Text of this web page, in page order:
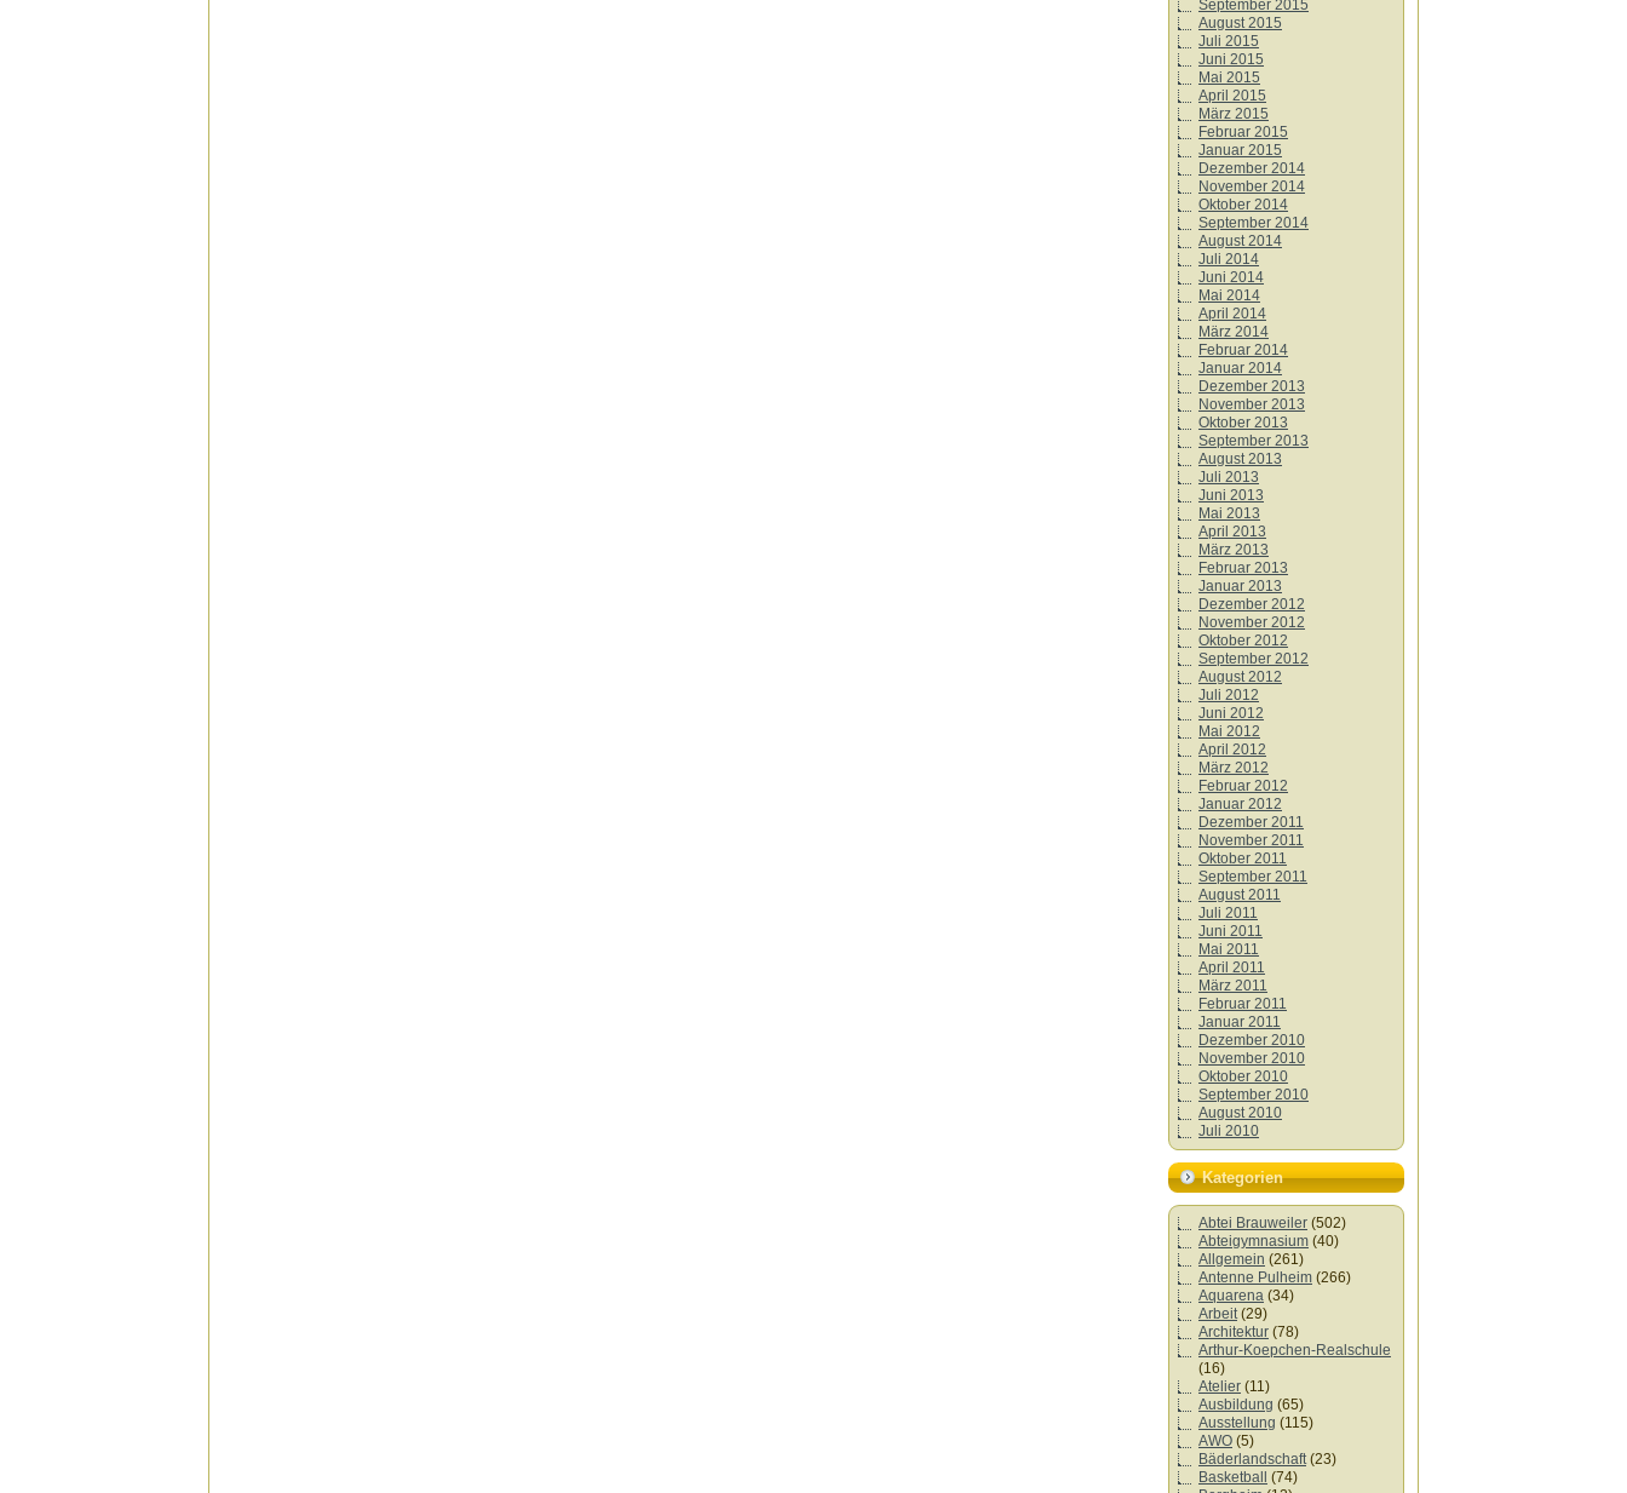
September 2015
August 2015
Juli 2015
Juni 2015
Mai 2015
April 2015
März 2015
Februar 2015
Januar 2015
Dezember 2014
November 2014
Oktober 2014
September 2014
August 2014
Juli 2014
Juni 2014
Mai 2014
April 2014
März 2014
Februar 2014
Januar 2014
Dezember 2013
November 2013
Oktober 2013
September 2013
August 2013
Juli 2013
Juni 2013
Mai 2013
April 2013
März 2013
Februar 2013
Januar 2013
Dezember 2012
November 2012
Oktober 2012
September 2012
August 2012
Juli 2012
Juni 2012
Mai 2012
April 2012
März 2012
Februar 2012
Januar 2012
Dezember 2011
November 2011
Oktober 2011
September 2011
August 2011
Juli 2011
Juni 2011
Mai 2011
April 2011
März 2011
Februar 2011
Januar 2011
Dezember 2010
November 2010
Oktober 2010
September 2010
August 2010
Juli 2010
Kategorien
Abtei Brauweiler (502)
Abteigymnasium (40)
Allgemein (261)
Antenne Pulheim (266)
Aquarena (34)
Arbeit(29)
Architektur (78)
Arthur-Koepchen-Realschule
(16)
Atelier (11)
Ausbildung (65)
Ausstellung (115)
AWO (5)
Bäderlandschaft(23)
Basketball
(74)